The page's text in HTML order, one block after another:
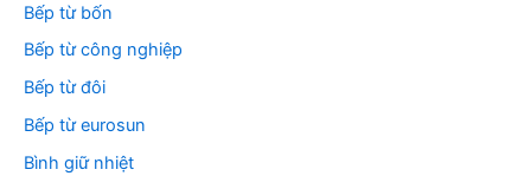
Bếp từ bốn
Bếp từ công nghiệp
Bếp từ đôi
Bếp từ eurosun
Bình giữ nhiệt